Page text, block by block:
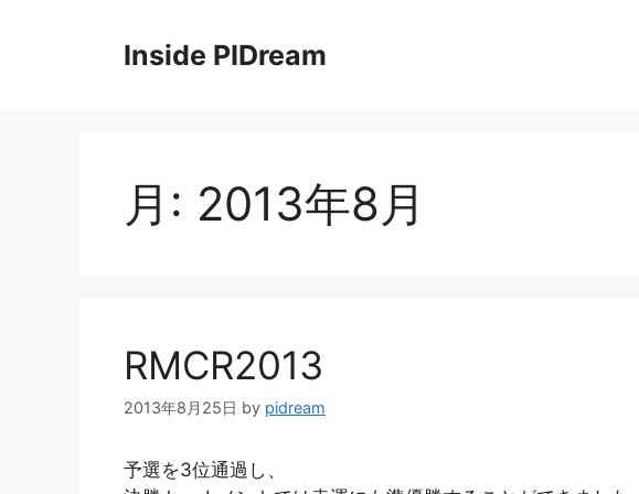
Inside PIDream
月: 2013年8月
RMCR2013
2013年8月25日 by pidream
予選を3位通過し、